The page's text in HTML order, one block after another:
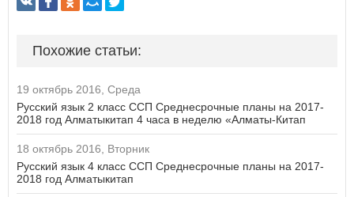
Похожие статьи:
19 октябрь 2016, Среда
Русский язык 2 класс ССП Среднесрочные планы на 2017-
2018 год Алматыкитап 4 часа в неделю «Алматы-Китап
18 октябрь 2016, Вторник
Русский язык 4 класс ССП Среднесрочные планы на 2017-
2018 год Алматыкитап